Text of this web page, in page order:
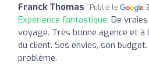
Franck Thomas Publié le
Expérience fantastique: De
voyage. Très bonne agence et à
du client. Ses envies, son
problème.